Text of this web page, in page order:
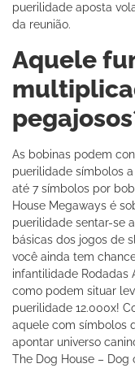
puerilidade aposta
da reunião.
Aquele
As bobinas podem
puerilidade símbolos
até 7 símbolos por
House Megaways é
puerilidade sentar-se
básicas dos jogos de
você ainda tem
infantilidade Rodadas
como podem situar
puerilidade 12.000x!
aquele com símbolos
apontar universo
The Dog House –